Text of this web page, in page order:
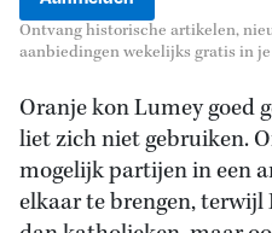
Ontvang historische artikelen,
aanbiedingen wekelijks gratis in
Oranje kon Lumey goed
liet zich niet gebruiken.
mogelijk partijen in een
elkaar te brengen,